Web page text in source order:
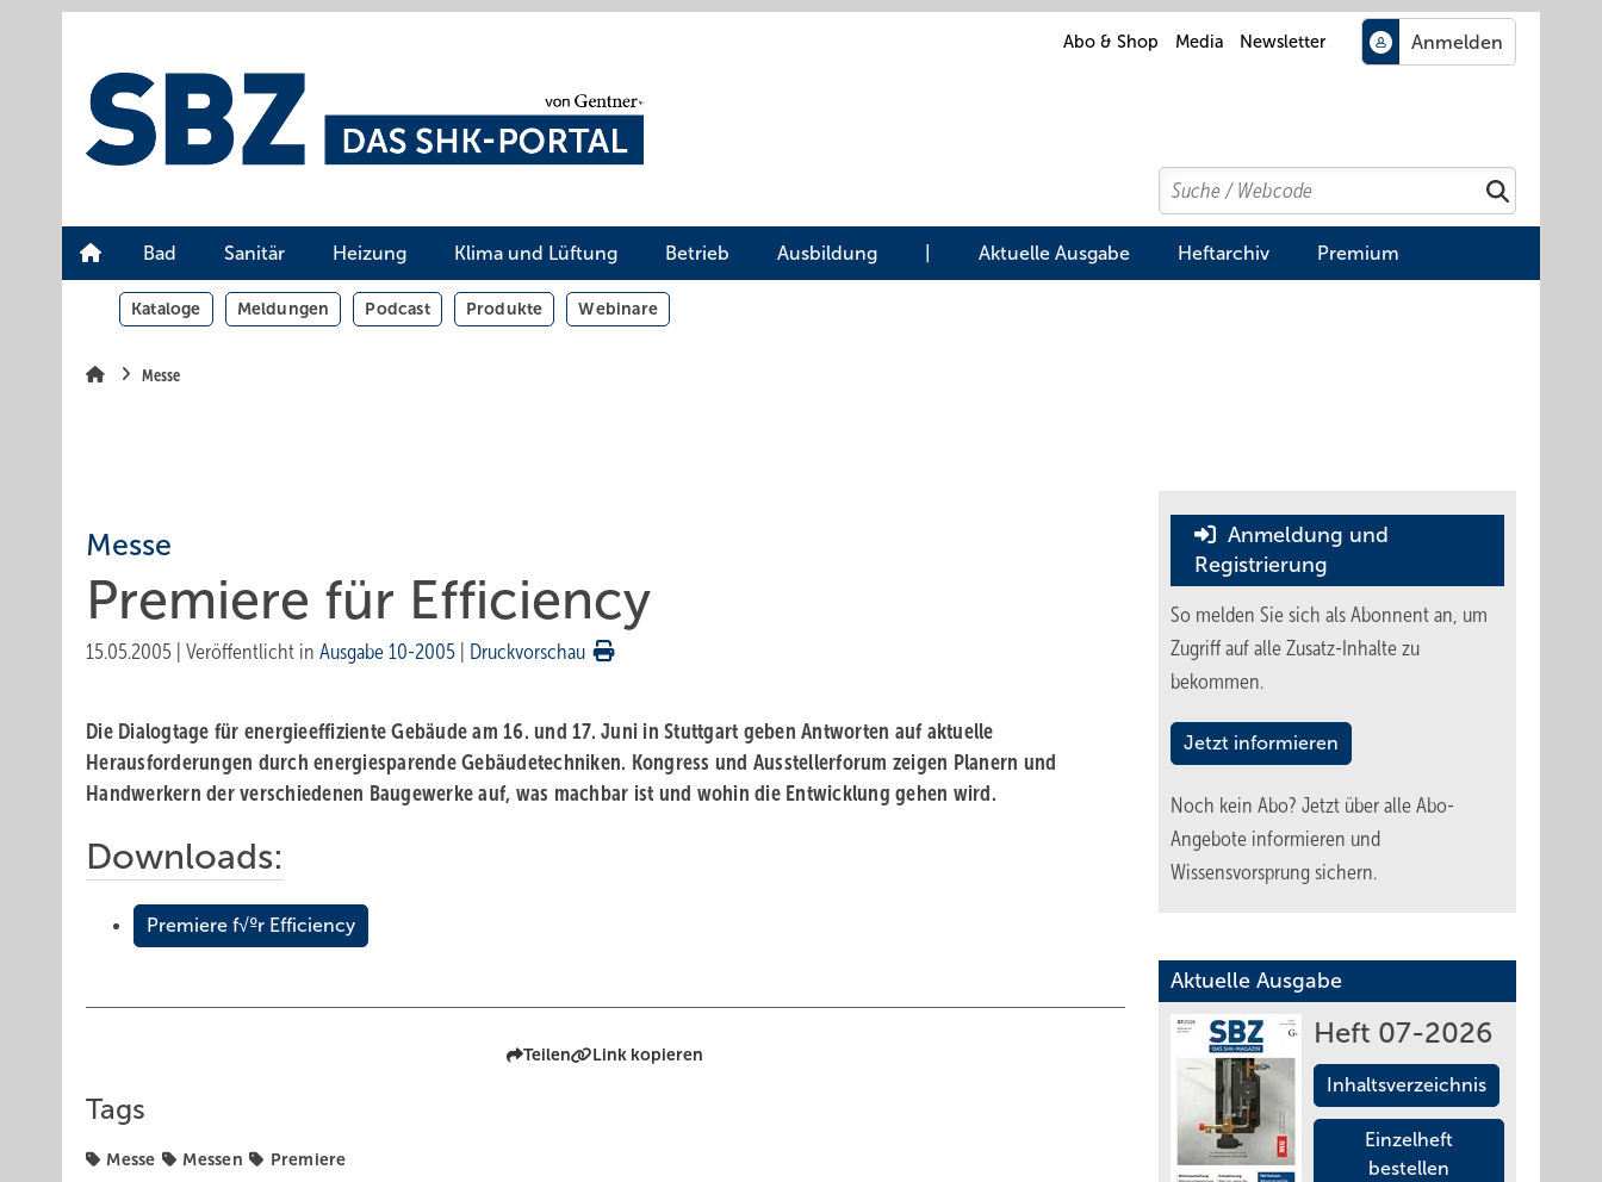
Abo & Shop Media Newsletter
Search
Suchen
Bad Sanitär Heizung Klima und Lüftung Betrieb Ausbildung Aktuelle Ausgabe Heftarchiv Premium
Kataloge Meldungen Podcast Produkte Webinare
Messe
Messe
Premiere für Efficiency
15.05.2005 Veröffentlicht in Ausgabe 10-2005 Druckvorschau
Die Dialogtage für energieeffiziente Gebäude am 16. und 17. Juni in Stuttgart geben Antworten auf aktuelle
Herausforderungen durch energiesparende Gebäudetechniken. Kongress und Ausstellerforum zeigen Planern und
Handwerkern der verschiedenen Baugewerke auf, was machbar ist und wohin die Entwicklung gehen wird.
Downloads:
Premiere f√ºr Efficiency
Teilen Link kopieren
Tags
Messe Messen Premiere
Anmeldung und
Registrierung
So melden Sie sich als Abonnent an, um
Zugriff auf alle Zusatz-Inhalte zu
bekommen.
Jetzt informieren
Noch kein Abo? Jetzt über alle Abo-
Angebote informieren und
Wissensvorsprung sichern.
Aktuelle Ausgabe
Heft 07-2026
Inhaltsverzeichnis
Einzelheft
bestellen